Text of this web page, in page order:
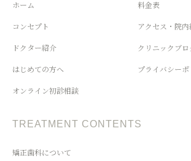
ホーム
コンセプト
ドクター紹介
はじめての方へ
オンライン初診相談
料金表
アクセス・院
クリニックブロ
プライバシー
TREATMENT CONTENTS
矯正歯科について